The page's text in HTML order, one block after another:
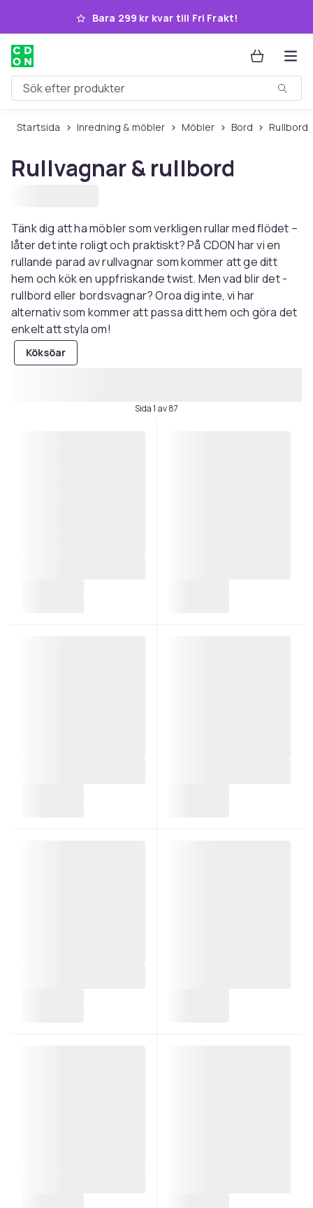
Hoppa till huvudinnehållet
Bara 299 kr kvar till Fri Frakt!
Sök efter produkter
Startsida Inredning & möbler Möbler Bord Rullbord
Rullvagnar & rullbord
Tänk dig att ha möbler som verkligen rullar med flödet –
låter det inte roligt och praktiskt? På CDON har vi en
rullande parad av rullvagnar som kommer att ge ditt
hem och kök en uppfriskande twist. Men vad blir det -
rullbord eller bordsvagnar? Oroa dig inte, vi har
alternativ som kommer att passa ditt hem och göra det
enkelt att styla om!
Köksöar
Sida 1 av 87